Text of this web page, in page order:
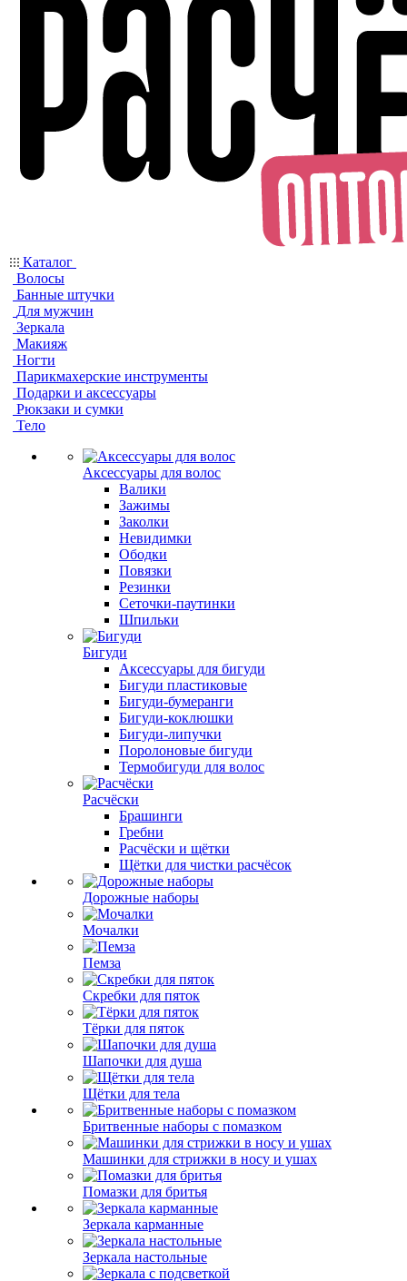
Каталог
Волосы
Банные штучки
Для мужчин
Зеркала
Макияж
Ногти
Парикмахерские инструменты
Подарки и аксессуары
Рюкзаки и сумки
Тело
Аксессуары для волос
Валики
Зажимы
Заколки
Невидимки
Ободки
Повязки
Резинки
Сеточки-паутинки
Шпильки
Бигуди
Аксессуары для бигуди
Бигуди пластиковые
Бигуди-бумеранги
Бигуди-коклюшки
Бигуди-липучки
Поролоновые бигуди
Термобигуди для волос
Расчёски
Брашинги
Гребни
Расчёски и щётки
Щётки для чистки расчёсок
Дорожные наборы
Мочалки
Пемза
Скребки для пяток
Тёрки для пяток
Шапочки для душа
Щётки для тела
Бритвенные наборы с помазком
Машинки для стрижки в носу и ушах
Помазки для бритья
Зеркала карманные
Зеркала настольные